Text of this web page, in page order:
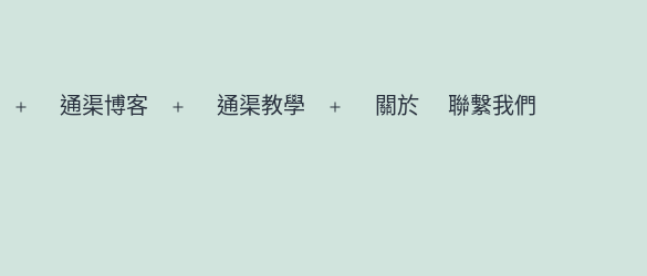
Open通渠博客
Open通渠教學
Open關於 聯繫我們